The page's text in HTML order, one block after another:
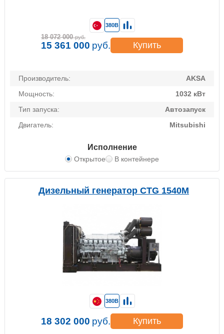
Производитель:
AKSA
Мощность:
1032 кВт
Тип запуска:
Автозапуск
Двигатель:
Mitsubishi
Исполнение
Открытое В контейнере
380В
18 072 000 руб.
15 361 000 руб. Купить
Дизельный генератор CTG 1540M
380В
18 302 000 руб. Купить